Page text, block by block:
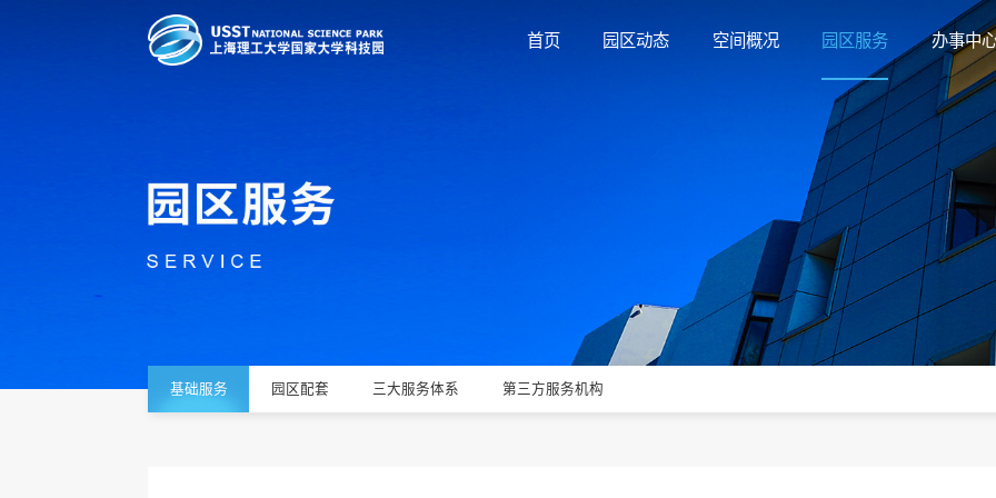
首页 园区动态 空间概况 园区服务 办事中
基础服务 园区配套 三大服务体系 第三方服务机构